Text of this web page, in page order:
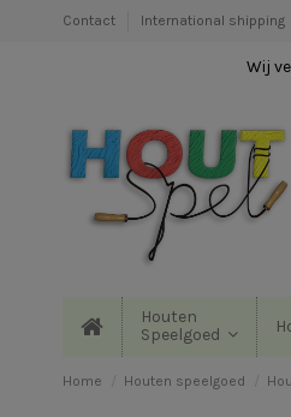
Contact International shipping
Wij
Houten
Speelgoed
Home Houten speelgoed